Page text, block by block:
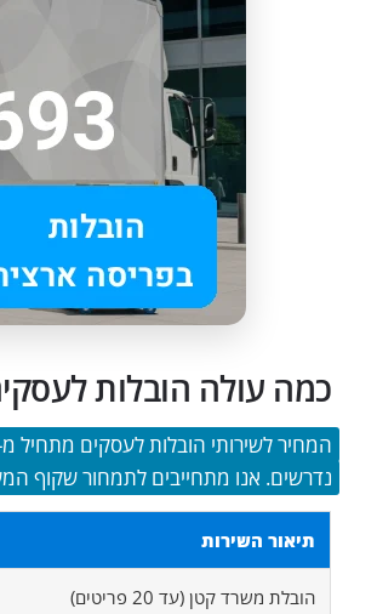
כמה עולה הובלות
נדרשים. אנו מתחייבים לתמחור שקוף
תיאור השירות
הובלת משרד קטן (עד 20 פריטים)